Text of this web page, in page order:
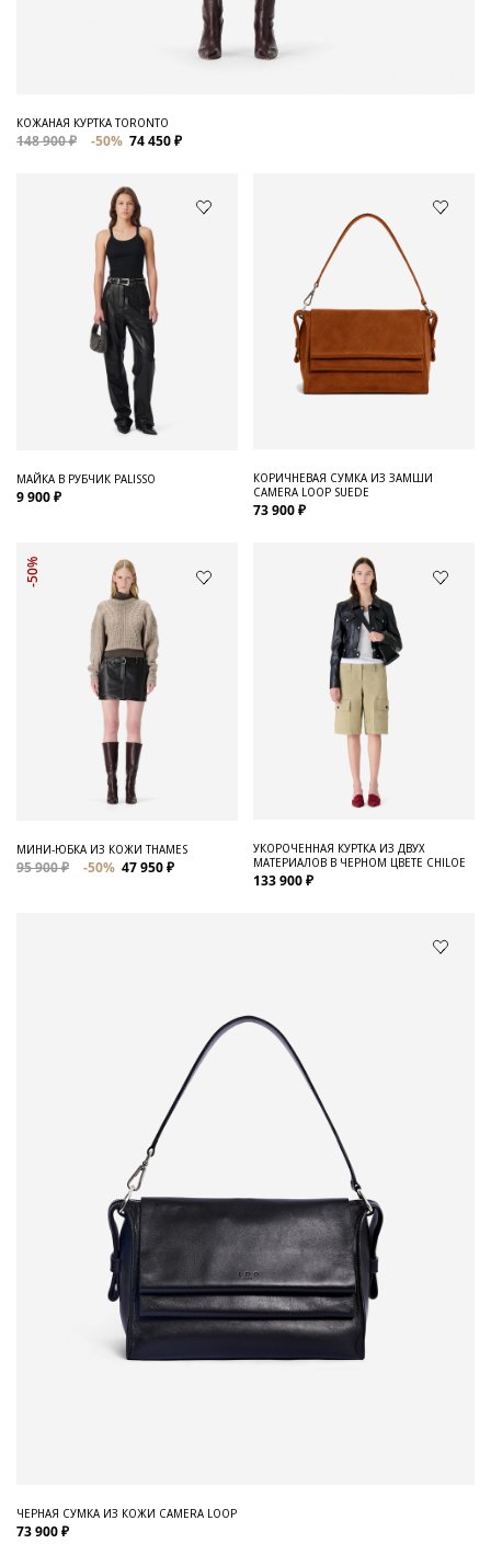
КОЖАНАЯ КУРТКА TORONTO
148 900 ₽ -50% 74 450 ₽
МАЙКА В РУБЧИК PALISSO
9 900 ₽
КОРИЧНЕВАЯ СУМКА ИЗ ЗАМШИ
CAMERA LOOP SUEDE
73 900 ₽
-50%
МИНИ-ЮБКА ИЗ КОЖИ THAMES
95 900 ₽ -50% 47 950 ₽
УКОРОЧЕННАЯ КУРТКА ИЗ ДВУХ
МАТЕРИАЛОВ В ЧЕРНОМ ЦВЕТЕ CHILOE
133 900 ₽
ЧЕРНАЯ СУМКА ИЗ КОЖИ CAMERA LOOP
73 900 ₽